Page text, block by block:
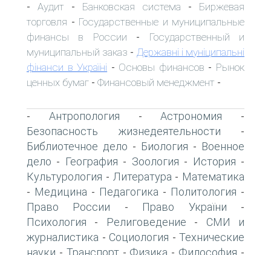
- Аудит - Банковская система - Биржевая
торговля - Государственные и муниципальные
финансы в России - Государственный и
муниципальный заказ - Державні і муніципальні
фінанси в Україні - Основы финансов - Рынок
ценных бумаг - Финансовый менеджмент -
- Антропология -Астрономия -
Безопасность жизнедеятельности -
Библиотечное дело - Биология - Военное
дело - География - Зоология - История -
Культурология - Литература - Математика
- Медицина - Педагогика - Политология -
Право России - Право України -
Психология - Религоведение - СМИ и
журналистика - Социология - Технические
науки
Транспорт Физика Философия